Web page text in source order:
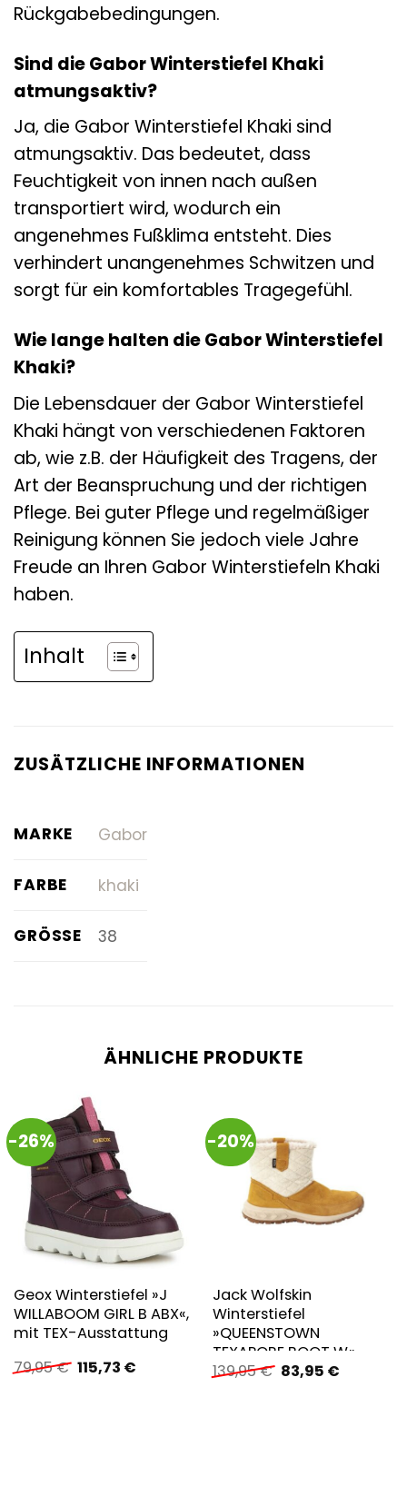
Rückgabebedingungen.
Sind die Gabor Winterstiefel Khaki
atmungsaktiv?
Ja, die Gabor Winterstiefel Khaki sind
atmungsaktiv. Das bedeutet, dass
Feuchtigkeit von innen nach außen
transportiert wird, wodurch ein
angenehmes Fußklima entsteht. Dies
verhindert unangenehmes Schwitzen und
sorgt für ein komfortables Tragegefühl.
Wie lange halten die Gabor Winterstiefel
Khaki?
Die Lebensdauer der Gabor Winterstiefel
Khaki hängt von verschiedenen Faktoren
ab, wie z.B. der Häufigkeit des Tragens, der
Art der Beanspruchung und der richtigen
Pflege. Bei guter Pflege und regelmäßiger
Reinigung können Sie jedoch viele Jahre
Freude an Ihren Gabor Winterstiefeln Khaki
haben.
Inhalt
ZUSÄTZLICHE INFORMATIONEN
MARKE Gabor
FARBE khaki
GRÖSSE 38
ÄHNLICHE PRODUKTE
-26%
Geox Winterstiefel »J
WILLABOOM GIRL B ABX«,
mit TEX-Ausstattung
79,95€ Ursprünglicher
Preis
115,73 €Aktueller
-20%
Jack Wolfskin
Winterstiefel
»QUEENSTOWN
TEXAPORE BOOT W«
139,95€ Ursprünglicher
Preis
83,95 €Aktueller